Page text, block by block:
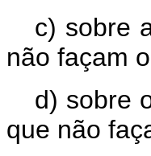
c) sobre
não façam
d) sobre
que não